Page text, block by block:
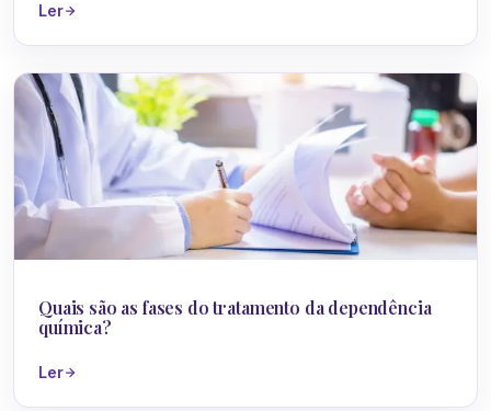
Ler
Quais são as fases do tratamento da dependência
química?
Ler